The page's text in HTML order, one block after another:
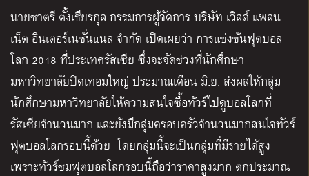
นายชาตรี ตั้งเธียรกุล กรรมการผู้จัดการ บริษัท เวิลด์ แพลน
เน็ต อินเตอร์เนชั่นแนล จำกัด เปิดเผยว่า การแข่งขันฟุตบอล
โลก 2018 ที่ประเทศรัสเซีย ซึ่งจะจัดช่วงที่นักศึกษา
มหาวิทยาลัยปิดเทอมใหญ่ ประมาณเดือน มิ.ย. ส่งผลให้กลุ่ม
นักศึกษามหาวิทยาลัยให้ความสนใจซื้อทัวร์ไปดูบอลโลกที่
รัสเซียจำนวนมาก และยังมีกลุ่มครอบครัวจำนวนมากสนใจทัวร์
ฟุตบอลโลกรอบนี้ด้วย โดยกลุ่มนี้จะเป็นกลุ่มที่มีรายได้สูง
เพราะทัวร์ชมฟุตบอลโลกรอบนี้ถือว่าราคาสูงมาก ตกประมาณ